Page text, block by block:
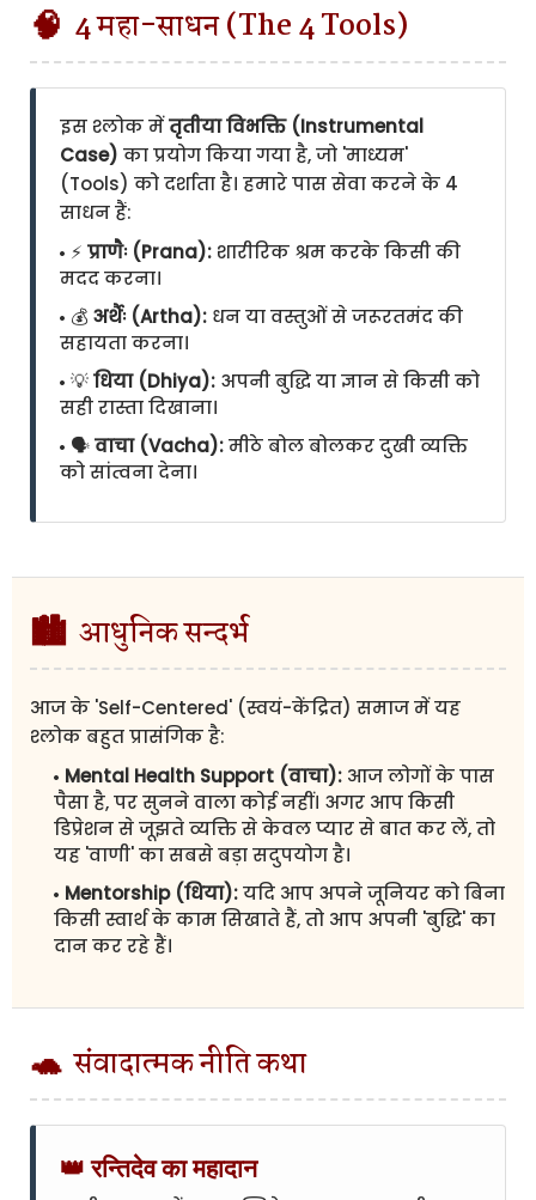
🧠 4 महा-साधन (The 4 Tools)
इस श्लोक मेंतृतीया विभक्ति (Instrumental
Case) का प्रयोग किया गया है, जो 'माध्यम'
(Tools) को दर्शाता है। हमारे पास सेवा करने के 4
साधन हैं:
⚡ प्राणैः (Prana): शारीरिक श्रम करके किसी की
मदद करना।
💰 अर्थैः (Artha): धन या वस्तुओं से जरूरतमंद की
सहायता करना।
💡धिया (Dhiya): अपनी बुद्धि या ज्ञान से किसी को
सही रास्ता दिखाना।
🗣️वाचा (Vacha):मीठे बोल बोलकर दुखी व्यक्ति
को सांत्वना देना।
🏙️ आधुनिक सन्दर्भ
आज के 'Self-Centered' (स्वयं-केंद्रित) समाज में यह
श्लोक बहुत प्रासंगिक है:
Mental Health Support (वाचा): आज लोगों के पास
पैसा है, पर सुनने वाला कोई नहीं। अगर आप किसी
डिप्रेशन से जूझते व्यक्ति से केवल प्यार से बात कर लें, तो
यह 'वाणी' का सबसे बड़ा सदुपयोग है।
Mentorship (धिया):यदि आप अपने जूनियर को बिना
किसी स्वार्थ के काम सिखाते हैं, तो आप अपनी 'बुद्धि' का
दान कर रहे हैं।
🐢 संवादात्मक नीति कथा
👑 रन्तिदेव का महादान